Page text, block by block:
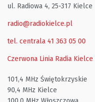
ul. Radiowa 4, 25-317 Kielce
radio@radiokielce.pl
tel. centrala 41 363 05 00
Czerwona Linia Radia Kielce
101,4 MHz Świętokrzyskie
90,4 MHz Kielce